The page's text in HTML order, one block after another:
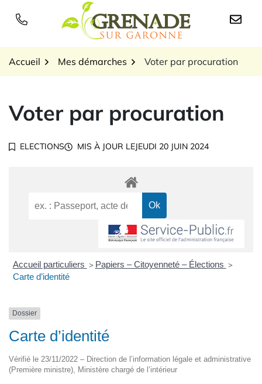
Logo Grenade sur
Accueil Mes démarches Voter par procuration
Voter par procuration
ELECTIONS MIS À JOUR LEJEUDI 20 JUIN 2024
Accueil particuliers > Papiers – Citoyenneté – Élections >
Carte d’identité
Dossier
Carte d’identité
Vérifié le 23/11/2022 – Direction de l’information légale et administrative
(Première ministre), Ministère chargé de l’intérieur